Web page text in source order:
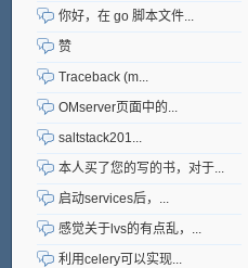
你好，在 go 脚本文件...
赞
Traceback (m...
OMserver页面中的...
saltstack201...
本人买了您的写的书，对于...
启动services后，...
感觉关于lvs的有点乱，...
利用celery可以实现...